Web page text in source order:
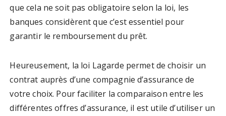
que cela ne soit pas obligatoire selon la loi, les
banques considèrent que c’est essentiel pour
garantir le remboursement du prêt.
Heureusement, la loi Lagarde permet de choisir un
contrat auprès d’une compagnie d’assurance de
votre choix. Pour faciliter la comparaison entre les
différentes offres d’assurance, il est utile d’utiliser un